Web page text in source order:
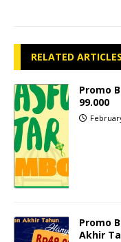
RELATED ARTICLES
Promo
99.000
Promo
Akhir